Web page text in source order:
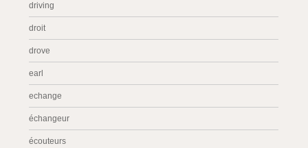
driving
droit
drove
earl
echange
échangeur
écouteurs